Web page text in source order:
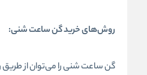
روش‌های خرید گن ساعت شنی:
گن ساعت شنی را می‌توان از طریق